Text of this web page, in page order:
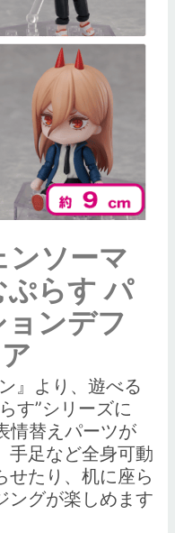
ンソーマ
らす パ
ンデフ
ア
』より、遊べる
す”シリーズに
情替えパーツが
手足など全身可動
せたり、机に座ら
ングが楽しめます